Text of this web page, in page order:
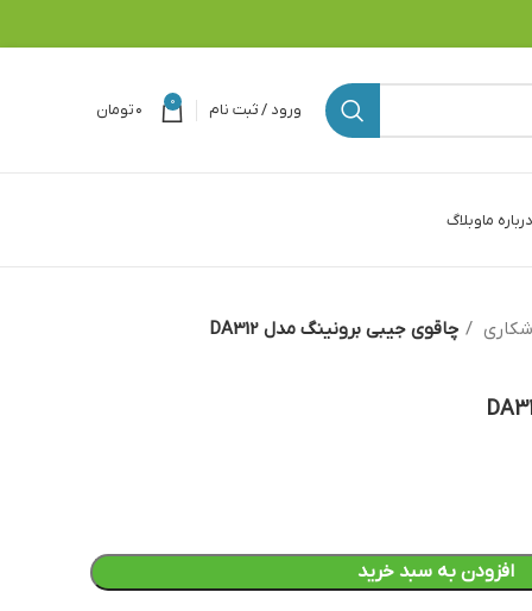
ورود / ثبت نام 0 ۰تومان
درباره ماوبلاگ
چاقوی جیبی برونینگ مدل DA312
افزودن به سبد خرید